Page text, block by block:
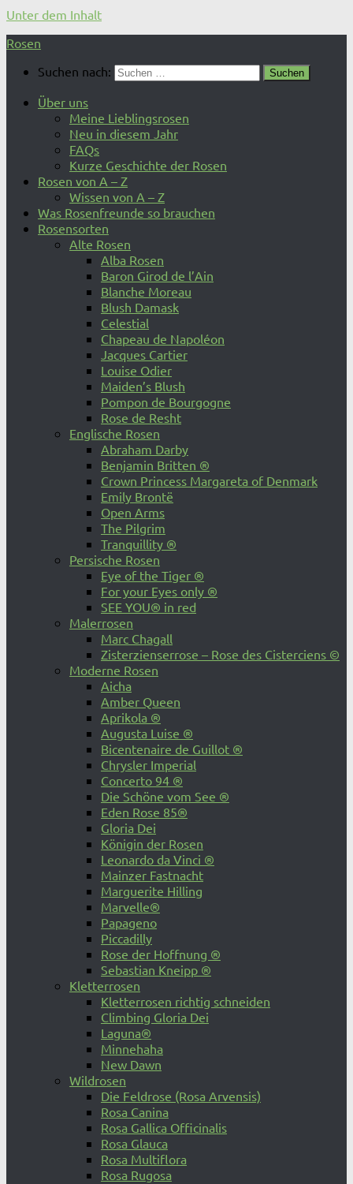
Unter dem Inhalt
Rosen
Suchen nach:
Über uns
Meine Lieblingsrosen
Neu in diesem Jahr
FAQs
Kurze Geschichte der Rosen
Rosen von A – Z
Wissen von A – Z
Was Rosenfreunde so brauchen
Rosensorten
Alte Rosen
Alba Rosen
Baron Girod de l’Ain
Blanche Moreau
Blush Damask
Celestial
Chapeau de Napoléon
Jacques Cartier
Louise Odier
Maiden’s Blush
Pompon de Bourgogne
Rose de Resht
Englische Rosen
Abraham Darby
Benjamin Britten ®
Crown Princess Margareta of Denmark
Emily Brontë
Open Arms
The Pilgrim
Tranquillity ®
Persische Rosen
Eye of the Tiger ®
For your Eyes only ®
SEE YOU® in red
Malerrosen
Marc Chagall
Zisterzienserrose – Rose des Cisterciens ©
Moderne Rosen
Aicha
Amber Queen
Aprikola ®
Augusta Luise ®
Bicentenaire de Guillot ®
Chrysler Imperial
Concerto 94 ®
Die Schöne vom See ®
Eden Rose 85®
Gloria Dei
Königin der Rosen
Leonardo da Vinci ®
Mainzer Fastnacht
Marguerite Hilling
Marvelle®
Papageno
Piccadilly
Rose der Hoffnung ®
Sebastian Kneipp ®
Kletterrosen
Kletterrosen richtig schneiden
Climbing Gloria Dei
Laguna®
Minnehaha
New Dawn
Wildrosen
Die Feldrose (Rosa Arvensis)
Rosa Canina
Rosa Gallica Officinalis
Rosa Glauca
Rosa Multiflora
Rosa Rugosa